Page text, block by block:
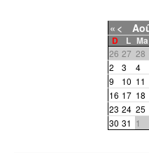
« <
D L Ma
26 27 28
2
3 4
9
10 11
16 17 18
23 24 25
30 31 1